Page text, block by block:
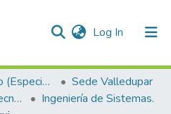
Log In (current)
Trabajos de Grado (Especializaciones y Pregrados)
Sede Valledupar
Facultad Ingenierías y Tecnologías
Ingeniería de Sistemas.